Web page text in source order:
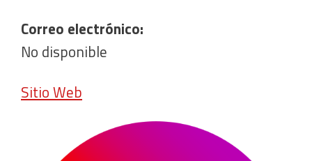
Correo electrónico:
No disponible
Sitio Web